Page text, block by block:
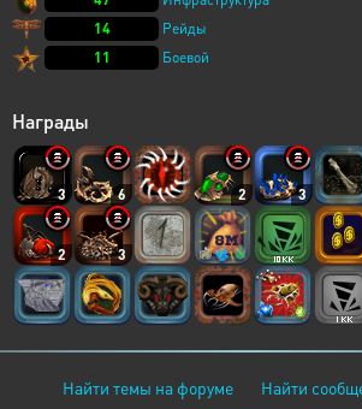
14
Рейды
11
Боевой
Награды
3 6 2 3
2 3
Найти темы на форуме
Найти